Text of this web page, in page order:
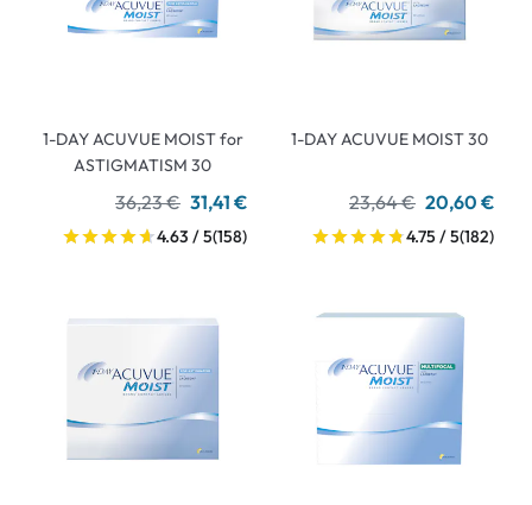
1-DAY ACUVUE MOIST for
ASTIGMATISM 30
36,23 € 31,41 €
4.63 / 5(158)
1-DAY ACUVUE MOIST 30
23,64 € 20,60 €
4.75 / 5(182)